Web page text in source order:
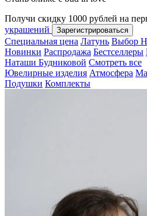
Получи скидку 1000 рублей на
украшений
Зарегистрироваться
Специальная цена Латунь Выбор
Новинки Распродажа Бестселлеры
Наташи Будниковой Смотреть все
Ювелирные изделия Атмосфера
Подушки Комплекты